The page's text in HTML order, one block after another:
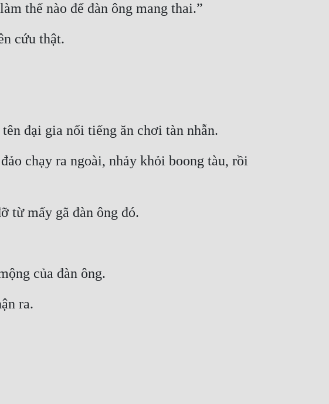
thế nào để đàn ông mang thai.”
cứu thật.
đại gia nổi tiếng ăn chơi tàn nhẫn.
chạy ra ngoài, nhảy khỏi boong tàu, rồi
từ mấy gã đàn ông đó.
của đàn ông.
ra.